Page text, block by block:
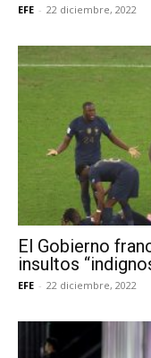
EFE - 22 diciembre, 2022
El Gobierno
insultos
EFE - 22 diciembre, 2022